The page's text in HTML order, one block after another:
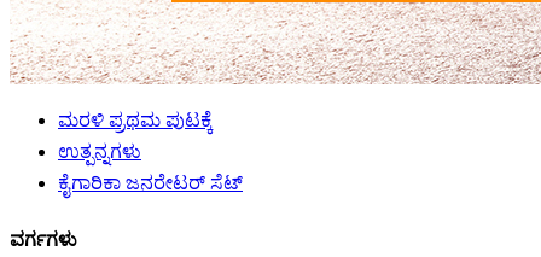
ಮರಳಿ ಪ್ರಥಮ ಪುಟಕ್ಕೆ
ಉತ್ಪನ್ನಗಳು
ಕೈಗಾರಿಕಾ ಜನರೇಟರ್ ಸೆಟ್
ವರ್ಗಗಳು